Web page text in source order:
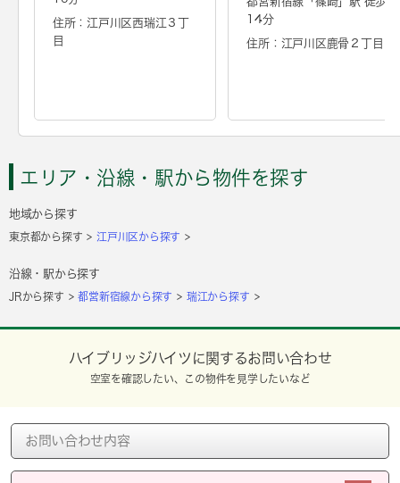
住所：江戸川区西瑞江３丁
目
14分
住所：江戸川区鹿骨２丁目
エリア・沿線・駅から物件を探す
地域から探す
東京都から探す 江戸川区から探す
沿線・駅から探す
JRから探す 都営新宿線から探す 瑞江から探す
ハイブリッジハイツに関するお問い合わせ
空室を確認したい、この物件を見学したいなど